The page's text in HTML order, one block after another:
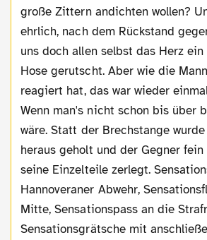
große Zittern andichten wollen?
ehrlich, nach dem Rückstand
uns doch allen selbst das Herz
Hose gerutscht. Aber wie die
reagiert hat, das war wieder
Wenn man's nicht schon bis über
wäre. Statt der Brechstange
heraus geholt und der Gegner
seine Einzelteile zerlegt.
Hannoveraner Abwehr,
Mitte, Sensationspass an die
Sensationsgrätsche mit